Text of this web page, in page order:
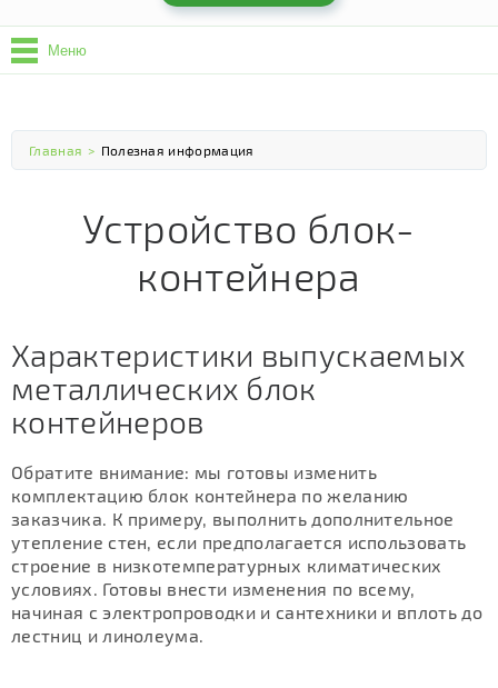
Меню
Главная > Полезная информация
Устройство блок-
контейнера
Характеристики выпускаемых
металлических блок
контейнеров
Обратите внимание: мы готовы изменить
комплектацию блок контейнера по желанию
заказчика. К примеру, выполнить дополнительное
утепление стен, если предполагается использовать
строение в низкотемпературных климатических
условиях. Готовы внести изменения по всему,
начиная с электропроводки и сантехники и вплоть до
лестниц и линолеума.